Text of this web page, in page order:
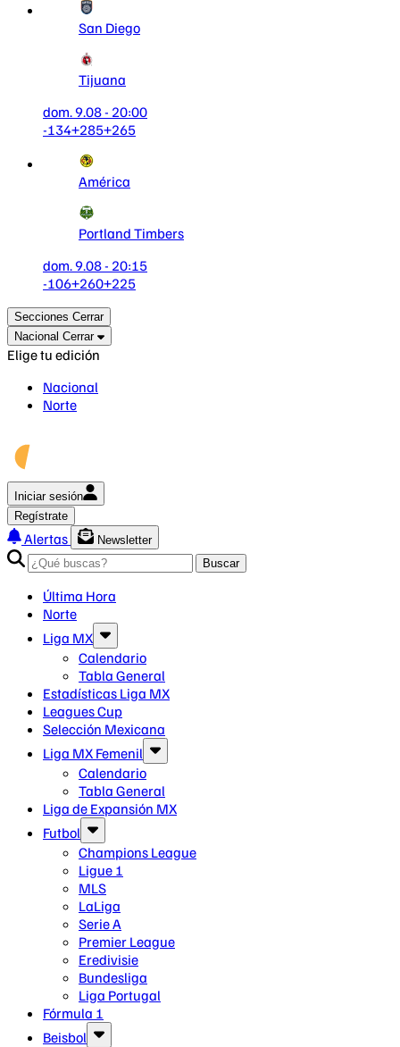
San Diego
Tijuana
dom. 9.08 - 20:00
-134+285+265
América
Portland Timbers
dom. 9.08 - 20:15
-106+260+225
Secciones Cerrar
Nacional Cerrar
Elige tu edición
Nacional
Norte
Iniciar sesión
Regístrate
Alertas
Newsletter
Buscar
Última Hora
Norte
Liga MX
Calendario
Tabla General
Estadísticas Liga MX
Leagues Cup
Selección Mexicana
Liga MX Femenil
Calendario
Tabla General
Liga de Expansión MX
Futbol
Champions League
Ligue 1
MLS
LaLiga
Serie A
Premier League
Eredivisie
Bundesliga
Liga Portugal
Fórmula 1
Beisbol